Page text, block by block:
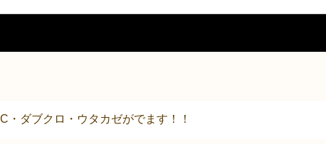
・ダブクロ・ウタカゼがでます！！